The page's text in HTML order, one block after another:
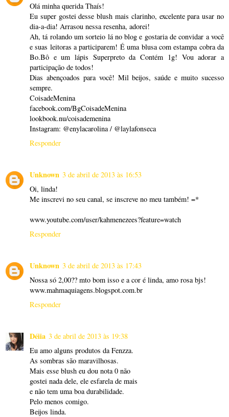
Olá minha querida Thaís!
Eu super gostei desse blush mais clarinho, excelente para usar no
dia-a-dia! Arrasou nessa resenha, adorei!
Ah, tá rolando um sorteio lá no blog e gostaria de convidar a você
e suas leitoras a participarem! É uma blusa com estampa cobra da
Bo.Bô e um lápis Superpreto da Contém 1g! Vou adorar a
participação de todos!
Dias abençoados para você! Mil beijos, saúde e muito sucesso
sempre.
CoisadeMenina
facebook.com/BgCoisadeMenina
lookbook.nu/coisademenina
Instagram: @enylacarolina / @laylafonseca
Responder
Unknown 3 de abril de 2013 às 16:53
Oi, linda!
Me inscrevi no seu canal, se inscreve no meu também! =*
www.youtube.com/user/kahmenezees?feature=watch
Responder
Unknown 3 de abril de 2013 às 17:43
Nossa só 2,00?? mto bom isso e a cor é linda, amo rosa bjs!
www.mahmaquiagens.blogspot.com.br
Responder
Déiia 3 de abril de 2013 às 19:38
Eu amo alguns produtos da Fenzza.
As sombras são maravilhosas.
Mais esse blush eu dou nota 0 não
gostei nada dele, ele esfarela de mais
e não tem uma boa durabilidade.
Pelo menos comigo.
Beijos linda.